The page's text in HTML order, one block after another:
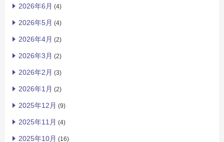
2026年6月 (4)
2026年5月 (4)
2026年4月 (2)
2026年3月 (2)
2026年2月 (3)
2026年1月 (2)
2025年12月 (9)
2025年11月 (4)
2025年10月 (16)